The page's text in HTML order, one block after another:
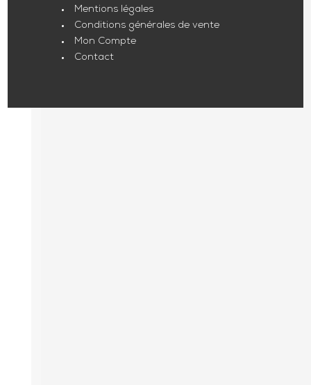
Mentions légales
Conditions générales de vente
Mon Compte
Contact